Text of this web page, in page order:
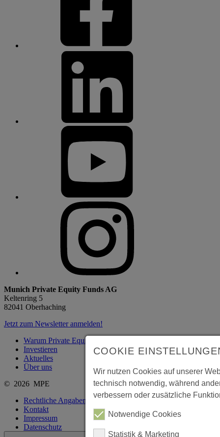
Munich Private Equity Funds AG
Keltenring 5
82041 Oberhaching
Jetzt zum Newsletter anmelden!
Warum Private Equity?
Investieren
Aktuelles
Über uns
© 2026 MPE
Rechtliche Angaben
Kontakt
Impressum
Datenschutz
COOKIE
Wir nutzen Cookies auf unserer
technisch notwendig, während
verbessern oder zusätzliche
Notwendige Cookies
Statistik & Marketing